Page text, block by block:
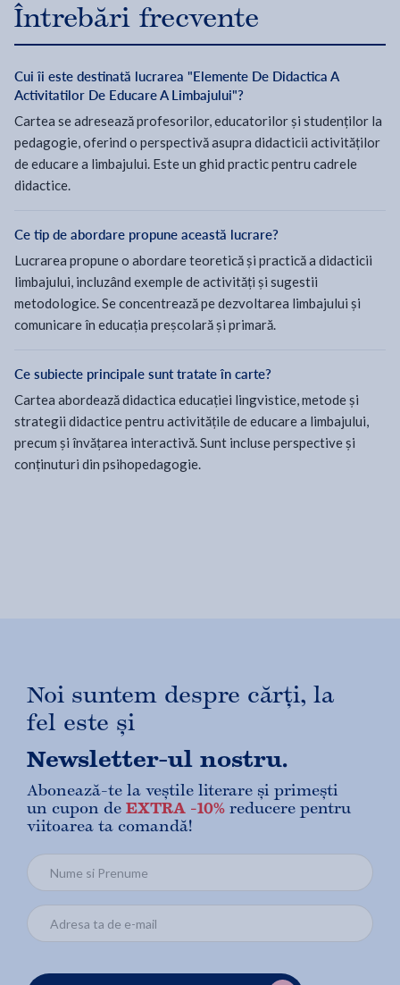
Întrebări frecvente
Cui îi este destinată lucrarea "Elemente De Didactica A
Activitatilor De Educare A Limbajului"?
Cartea se adresează profesorilor, educatorilor și studenților la
pedagogie, oferind o perspectivă asupra didacticii activităților
de educare a limbajului. Este un ghid practic pentru cadrele
didactice.
Ce tip de abordare propune această lucrare?
Lucrarea propune o abordare teoretică și practică a didacticii
limbajului, incluzând exemple de activități și sugestii
metodologice. Se concentrează pe dezvoltarea limbajului și
comunicare în educația preșcolară și primară.
Ce subiecte principale sunt tratate în carte?
Cartea abordează didactica educației lingvistice, metode și
strategii didactice pentru activitățile de educare a limbajului,
precum și învățarea interactivă. Sunt incluse perspective și
conținuturi din psihopedagogie.
Noi suntem despre cărți, la
fel este și
Newsletter-ul nostru.
Abonează-te la veștile literare și primești
un cupon de EXTRA -10% reducere pentru
viitoarea ta comandă!